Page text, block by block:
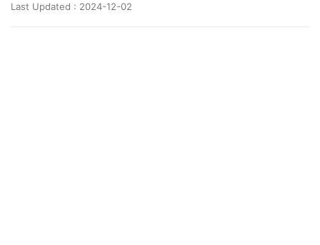
Last Updated : 2024-12-02